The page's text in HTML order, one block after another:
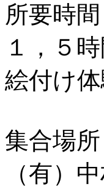
所要時
１，５
絵付け
集合場所
（有）